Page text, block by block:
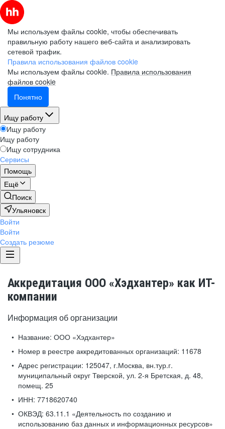
Мы используем файлы cookie, чтобы обеспечивать
правильную работу нашего веб-сайта и анализировать
сетевой трафик.
Правила использования файлов cookie
Мы используем файлы cookie. Правила использования
файлов cookie
Понятно
Ищу работу
Ищу работу
Ищу работу
Ищу сотрудника
Сервисы
Помощь
Ещё
Поиск
Ульяновск
Войти
Войти
Создать резюме
Аккредитация ООО «Хэдхантер» как ИТ-
компании
Информация об организации
Название: ООО «Хэдхантер»
Номер в реестре аккредитованных организаций: 11678
Адрес регистрации: 125047, г.Москва, вн.тур.г.
муниципальный округ Тверской, ул. 2-я Бретская, д. 48,
помещ. 25
ИНН: 7718620740
ОКВЭД: 63.11.1 «Деятельность по созданию и
использованию баз данных и информационных ресурсов»